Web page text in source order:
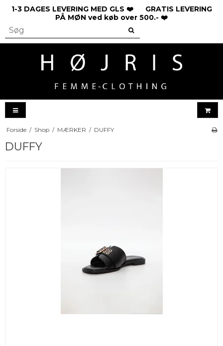
1-3 DAGES LEVERING MED GLS ❤️ GRATIS LEVERING
PÅ MØN ved køb over 500.- ❤️
Forside / Shop / MÆRKER / DUFFY
DUFFY